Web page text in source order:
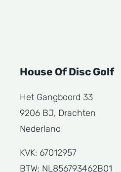
House Of Disc Golf
Het Gangboord 33
9206 BJ, Drachten
Nederland
KVK: 67012957
BTW: NL856793462B01